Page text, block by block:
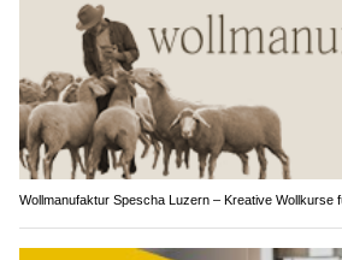
Wollmanufaktur Spescha Luzern – Kreative Wollkurse